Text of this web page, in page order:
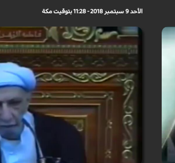
الأحد 9 سبتمبر 2018 - 11:28 بتوقيت مكة